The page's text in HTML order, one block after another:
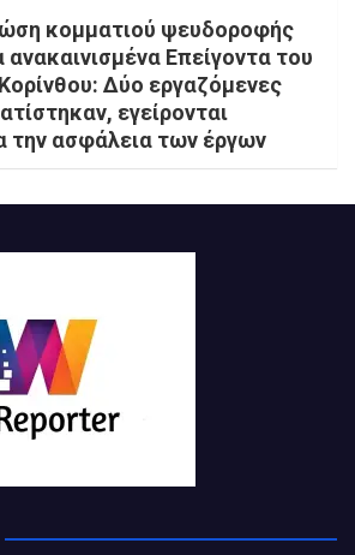
κομματιού ψευδοροφής
Επείγοντα του
Δύο εργαζόμενες
εγείρονται
την ασφάλεια των έργων